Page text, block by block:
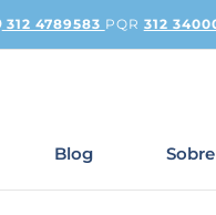
312 4789583 PQR 312
Blog